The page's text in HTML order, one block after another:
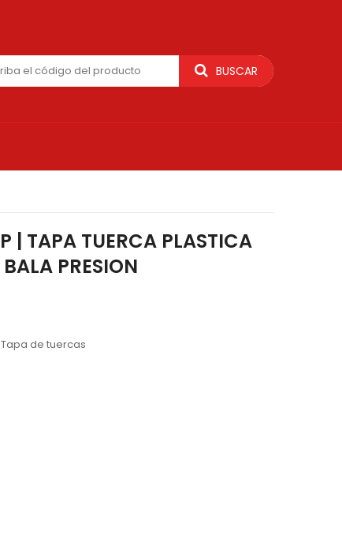
BUSCAR
| TAPA TUERCA PLASTICA
PRESION
Tapa de tuercas